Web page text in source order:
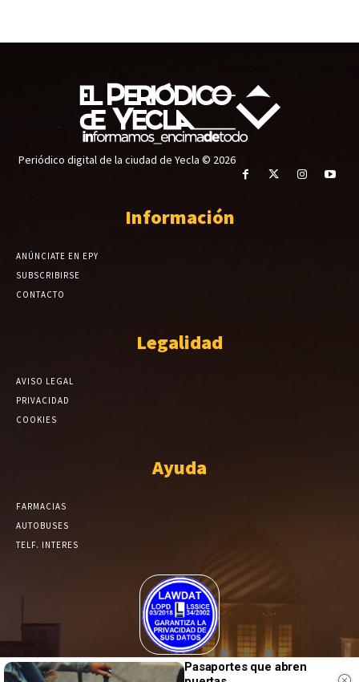
Periódico digital de la ciudad de Yecla © 2026
Información
ANÚNCIATE EN EPY
SUBSCRIBIRSE
CONTACTO
Legalidad
AVISO LEGAL
PRIVACIDAD
COOKIES
Ayuda
FARMACIAS
AUTOBUSES
TELF. INTERES
El Periódico de Yecla alcanza un grado más de compromiso en el
Pasaportes que abren